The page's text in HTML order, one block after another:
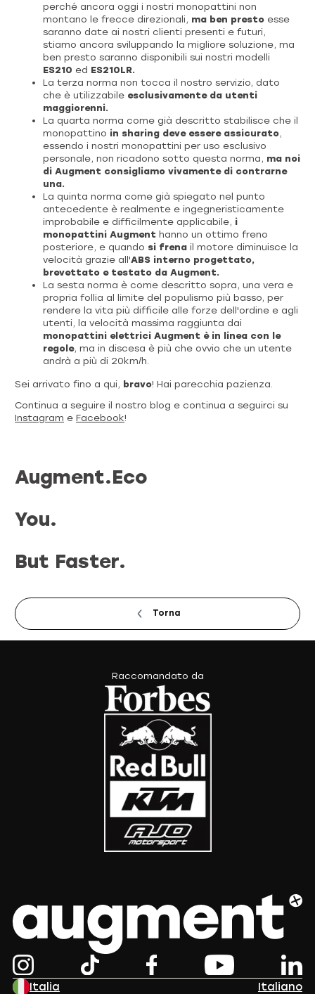
perché ancora oggi i nostri monopattini non
montano le frecce direzionali, ma ben presto esse
saranno date ai nostri clienti presenti e futuri,
stiamo ancora sviluppando la migliore soluzione, ma
ben presto saranno disponibili sui nostri modelli
ES210 ed ES210LR.
La terza norma non tocca il nostro servizio, dato
che è utilizzabile esclusivamente da utenti
maggiorenni.
La quarta norma come già descritto stabilisce che il
monopattino in sharing deve essere assicurato,
essendo i nostri monopattini per uso esclusivo
personale, non ricadono sotto questa norma, ma noi
di Augment consigliamo vivamente di contrarne
una.
La quinta norma come già spiegato nel punto
antecedente è realmente e ingegneristicamente
improbabile e difficilmente applicabile, i
monopattini Augment hanno un ottimo freno
posteriore, e quando si frena il motore diminuisce la
velocità grazie all'ABS interno progettato,
brevettato e testato da Augment.
La sesta norma è come descritto sopra, una vera e
propria follia al limite del populismo più basso, per
rendere la vita più difficile alle forze dell'ordine e agli
utenti, la velocità massima raggiunta dai
monopattini elettrici Augment è in linea con le
regole, ma in discesa è più che ovvio che un utente
andrà a più di 20km/h.
Sei arrivato fino a qui, bravo! Hai parecchia pazienza.
Continua a seguire il nostro blog e continua a seguirci su
Instagram e Facebook!
Augment.Eco
You.
But Faster.
Torna
Raccomandato da
Italia Italiano